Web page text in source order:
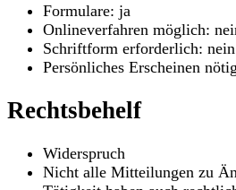
Formulare: ja
Onlineverfahren möglich:
Schriftform erforderlich: nein
Persönliches Erscheinen
Rechtsbehelf
Widerspruch
Nicht alle Mitteilungen zu